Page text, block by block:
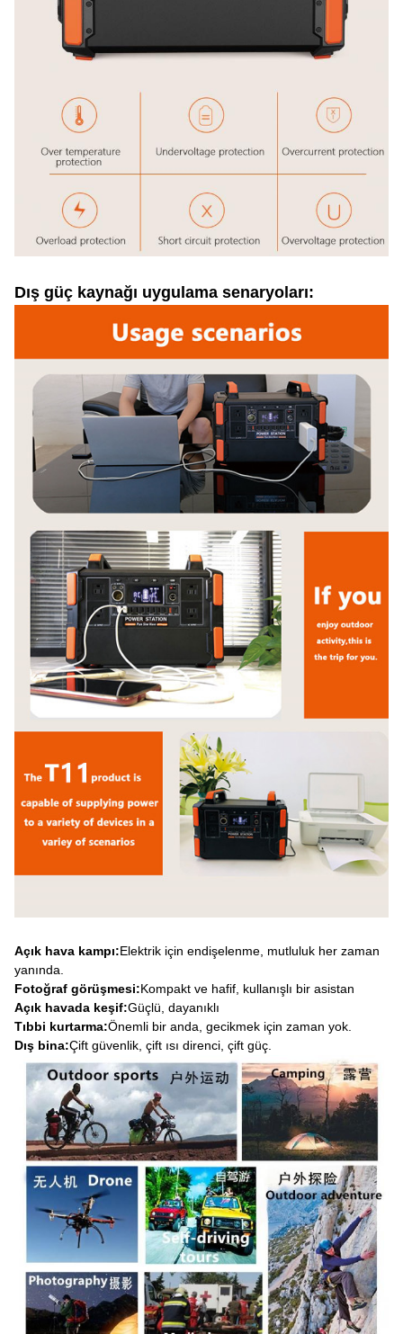
Dış güç kaynağı uygulama senaryoları:
Açık hava kampı:Elektrik için endişelenme, mutluluk her zaman
yanında.
Fotoğraf görüşmesi:Kompakt ve hafif, kullanışlı bir asistan
Açık havada keşif:Güçlü, dayanıklı
Tıbbi kurtarma:Önemli bir anda, gecikmek için zaman yok.
Dış bina:Çift güvenlik, çift ısı direnci, çift güç.